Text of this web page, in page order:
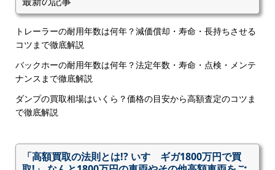
トレーラーの耐用年数は何年？減価償却・寿命・長持ちさせる
コツまで徹底解説
バックホーの耐用年数は何年？法定年数・寿命・点検・メンテ
ナンスまで徹底解説
ダンプの買取相場はいくら？価格の目安から高額査定のコツま
で徹底解説
「高額買取の法則とは!? いすゞギガ1800万円で買